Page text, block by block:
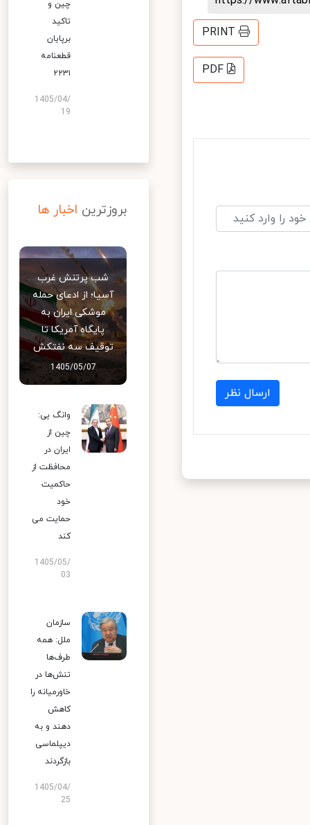
PRINT
PDF
ارسال نظر
چین و
تاکید
برپایان
قطعنامه
۲۲۳۱
1405/04/
19
بروزترین اخبار ها
شب پرتنش غرب
آسیا؛ از ادعای حمله
موشکی ایران به
پایگاه آمریکا تا
توقیف سه نفتکش
1405/05/07
وانگ یی:
چین از
ایران در
محافظت از
حاکمیت
خود
حمایت می
کند
1405/05/
03
سازمان
ملل: همه
طرف‌ها
تنش‌ها در
خاورمیانه را
کاهش
دهند و به
دیپلماسی
بازگردند
1405/04/
25